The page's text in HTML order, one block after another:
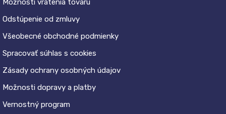
Možnosti vrátenia tovaru
Odstúpenie od zmluvy
Všeobecné obchodné podmienky
Spracovať súhlas s cookies
Zásady ochrany osobných údajov
Možnosti dopravy a platby
Vernostný program